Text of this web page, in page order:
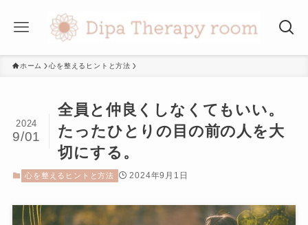
ホーム 心を整えるヒントと方法
全員と仲良くしなくてもいい。
たったひとりの目の前の人を大
切にする。
2024
9/01
心を整えるヒントと方法 2024年9月1日